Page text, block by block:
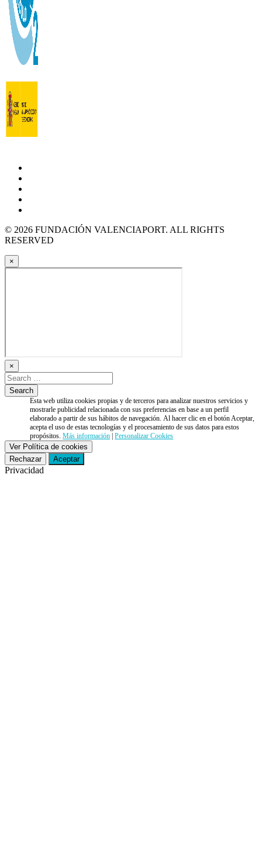
© 2026 FUNDACIÓN VALENCIAPORT. ALL RIGHTS
RESERVED
×
×
Esta web utiliza cookies propias y de terceros para analizar nuestros servicios y
mostrarle publicidad relacionada con sus preferencias en base a un perfil
elaborado a partir de sus hábitos de navegación. Al hacer clic en el botón Aceptar,
acepta el uso de estas tecnologías y el procesamiento de sus datos para estos
propósitos.Más información |Personalizar Cookies
Ver Política de cookies
Rechazar
Aceptar
Privacidad